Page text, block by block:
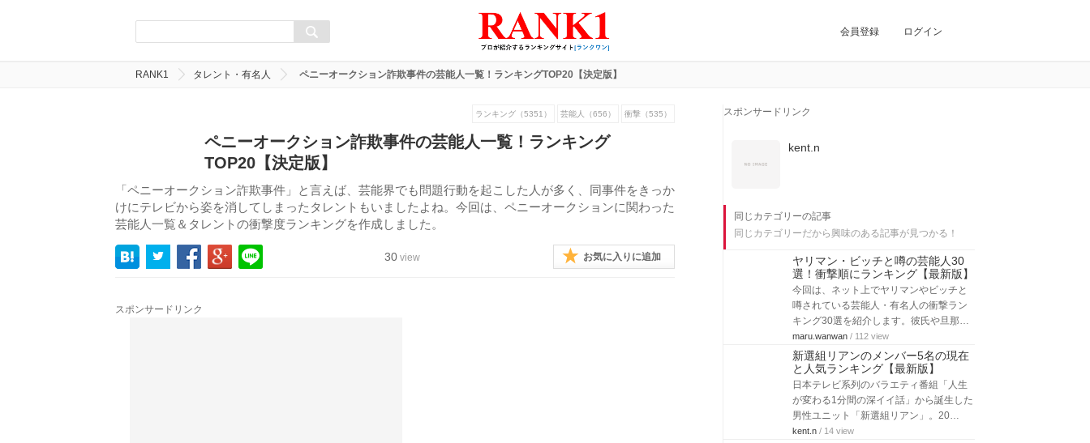
会員登録 ログイン
RANK1 タレント・有名人 ペニーオークション詐欺事件の芸能人一覧！ランキングTOP20【決定版】
ランキング（5351） 芸能人（656） 衝撃（535）
ペニーオークション詐欺事件の芸能人一覧！ランキング
TOP20【決定版】
「ペニーオークション詐欺事件」と言えば、芸能界でも問題行動を起こした人が多く、同事件をきっか
けにテレビから姿を消してしまったタレントもいましたよね。今回は、ペニーオークションに関わった
芸能人一覧＆タレントの衝撃度ランキングを作成しました。
30 view お気に入りに追加
スポンサードリンク
スポンサードリンク
kent.n
同じカテゴリーの記事
同じカテゴリーだから興味のある記事が見つかる！
ヤリマン・ビッチと噂の芸能人30
選！衝撃順にランキング【最新版】
今回は、ネット上でヤリマンやビッチと
噂されている芸能人・有名人の衝撃ラン
キング30選を紹介します。彼氏や旦那…
maru.wanwan / 112 view
新選組リアンのメンバー5名の現在
と人気ランキング【最新版】
日本テレビ系列のバラエティ番組「人生
が変わる1分間の深イイ話」から誕生した
男性ユニット「新選組リアン」。20…
kent.n / 14 view